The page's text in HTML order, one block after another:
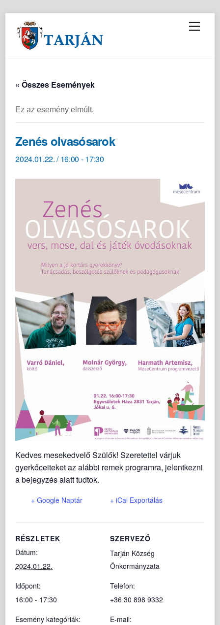
M
e
« Összes Események
Ez az esemény elmúlt.
Zenés olvasósarok
2024.01.22. / 16:00 -17:30
Kedves mesekedvelő Szülők! Szeretettel várjuk
gyerkőceiteket az alábbi remek programra, jelentkezni
a bejegyzés alatt tudtok.
+ Google Naptár + iCal Exportálás
RÉSZLETEK
Dátum:
2024.01.22.
Időpont:
16:00 - 17:30
Esemény kategóriák:
SZERVEZŐ
Tarján Község
Önkormányzata
Telefon:
+36 30 898 9332
E-mail: